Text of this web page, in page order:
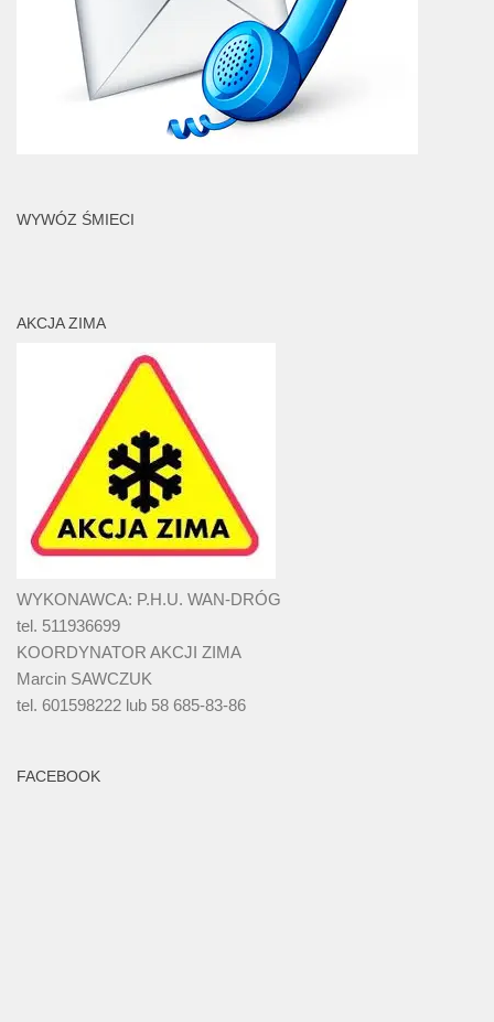
WYWÓZ ŚMIECI
AKCJA ZIMA
WYKONAWCA: P.H.U. WAN-DRÓG
tel. 511936699
KOORDYNATOR AKCJI ZIMA
Marcin SAWCZUK
tel. 601598222 lub 58 685-83-86
FACEBOOK